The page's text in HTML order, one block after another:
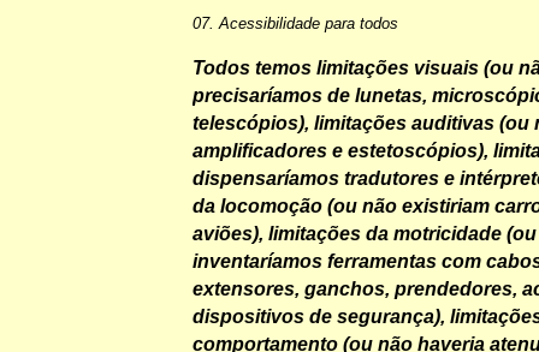
07. Acessibilidade para todos
Todos temos limitações visuais (ou
precisaríamos de lunetas,
telescópios), limitações auditivas (ou
amplificadores e estetoscópios),
dispensaríamos tradutores e
da locomoção (ou não existiriam
aviões), limitações da motricidade
inventaríamos ferramentas com
extensores, ganchos, prendedores,
dispositivos de segurança),
comportamento (ou não haveria